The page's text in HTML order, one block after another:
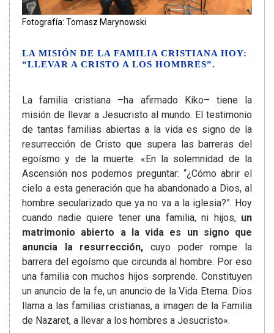
Fotografía: Tomasz Marynowski
LA MISIÓN DE LA FAMILIA CRISTIANA HOY:
“LLEVAR A CRISTO A LOS HOMBRES”.
La familia cristiana –ha afirmado Kiko– tiene la
misión de llevar a Jesucristo al mundo. El testimonio
de tantas familias abiertas a la vida es signo de la
resurrección de Cristo que supera las barreras del
egoísmo y de la muerte. «En la solemnidad de la
Ascensión nos podemos preguntar: “¿Cómo abrir el
cielo a esta generación que ha abandonado a Dios, al
hombre secularizado que ya no va a la iglesia?”. Hoy
cuando nadie quiere tener una familia, ni hijos, un
matrimonio abierto a la vida es un signo que
anuncia la resurrección, cuyo poder rompe la
barrera del egoísmo que circunda al hombre. Por eso
una familia con muchos hijos sorprende. Constituyen
un anuncio de la fe, un anuncio de la Vida Eterna. Dios
llama a las familias cristianas, a imagen de la Familia
de Nazaret, a llevar a los hombres a Jesucristo».